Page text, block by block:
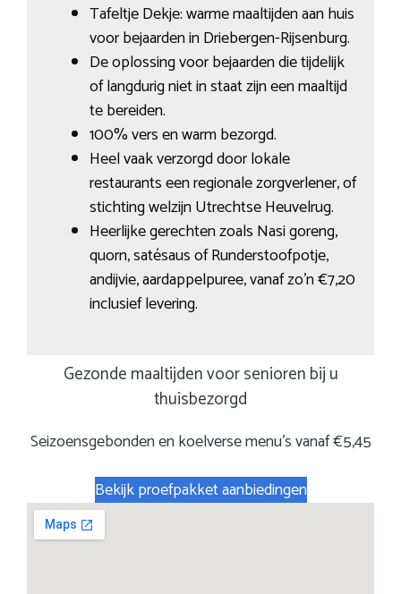
Tafeltje Dekje: warme maaltijden aan huis
voor bejaarden in Driebergen-Rijsenburg.
De oplossing voor bejaarden die tijdelijk
of langdurig niet in staat zijn een maaltijd
te bereiden.
100% vers en warm bezorgd.
Heel vaak verzorgd door lokale
restaurants een regionale zorgverlener, of
stichting welzijn Utrechtse Heuvelrug.
Heerlijke gerechten zoals Nasi goreng,
quorn, satésaus of Runderstoofpotje,
andijvie, aardappelpuree, vanaf zo’n €7,20
inclusief levering.
Gezonde maaltijden voor senioren bij u
thuisbezorgd
Seizoensgebonden en koelverse menu’s vanaf €5,45
Bekijk proefpakket aanbiedingen